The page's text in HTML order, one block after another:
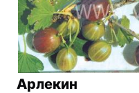
Арлекин